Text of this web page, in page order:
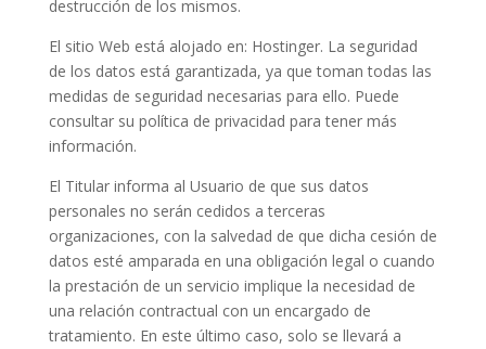
destrucción de los mismos.
El sitio Web está alojado en: Hostinger. La seguridad
de los datos está garantizada, ya que toman todas las
medidas de seguridad necesarias para ello. Puede
consultar su política de privacidad para tener más
información.
El Titular informa al Usuario de que sus datos
personales no serán cedidos a terceras
organizaciones, con la salvedad de que dicha cesión de
datos esté amparada en una obligación legal o cuando
la prestación de un servicio implique la necesidad de
una relación contractual con un encargado de
tratamiento. En este último caso, solo se llevará a